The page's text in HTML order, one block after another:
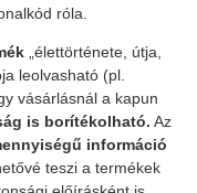
róla.
„élettörténete, útja,
leolvasható (pl.
vásárlásnál a kapun
is borítékolható. Az
információ
teszi a termékek